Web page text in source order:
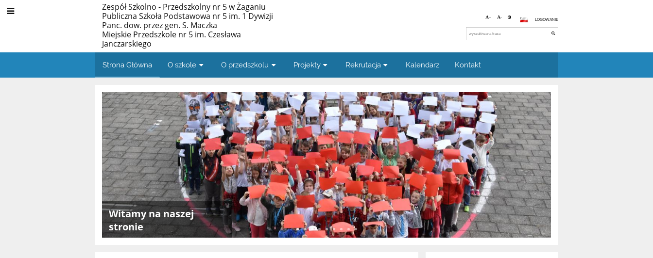
Zespół Szkolno - Przedszkolny nr 5 w Żaganiu
Publiczna Szkoła Podstawowa nr 5 im. 1 Dywizji
Panc. dow. przez gen. S. Maczka
Miejskie Przedszkole nr 5 im. Czesława
Janczarskiego
+ -
LOGOWANIE
Strona Główna O szkole O przedszkolu Projekty Rekrutacja Kalendarz Kontakt
Strona
Główna
Witamy na naszej
stronie